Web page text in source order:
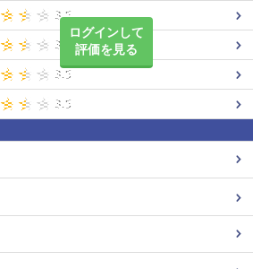
ログインして
評価を見る